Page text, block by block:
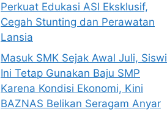
Perkuat Edukasi ASI Eksklusif,
Cegah Stunting dan Perawatan
Lansia
Masuk SMK Sejak Awal Juli, Siswi
Ini Tetap Gunakan Baju SMP
Karena Kondisi Ekonomi, Kini
BAZNAS Belikan Seragam Anyar